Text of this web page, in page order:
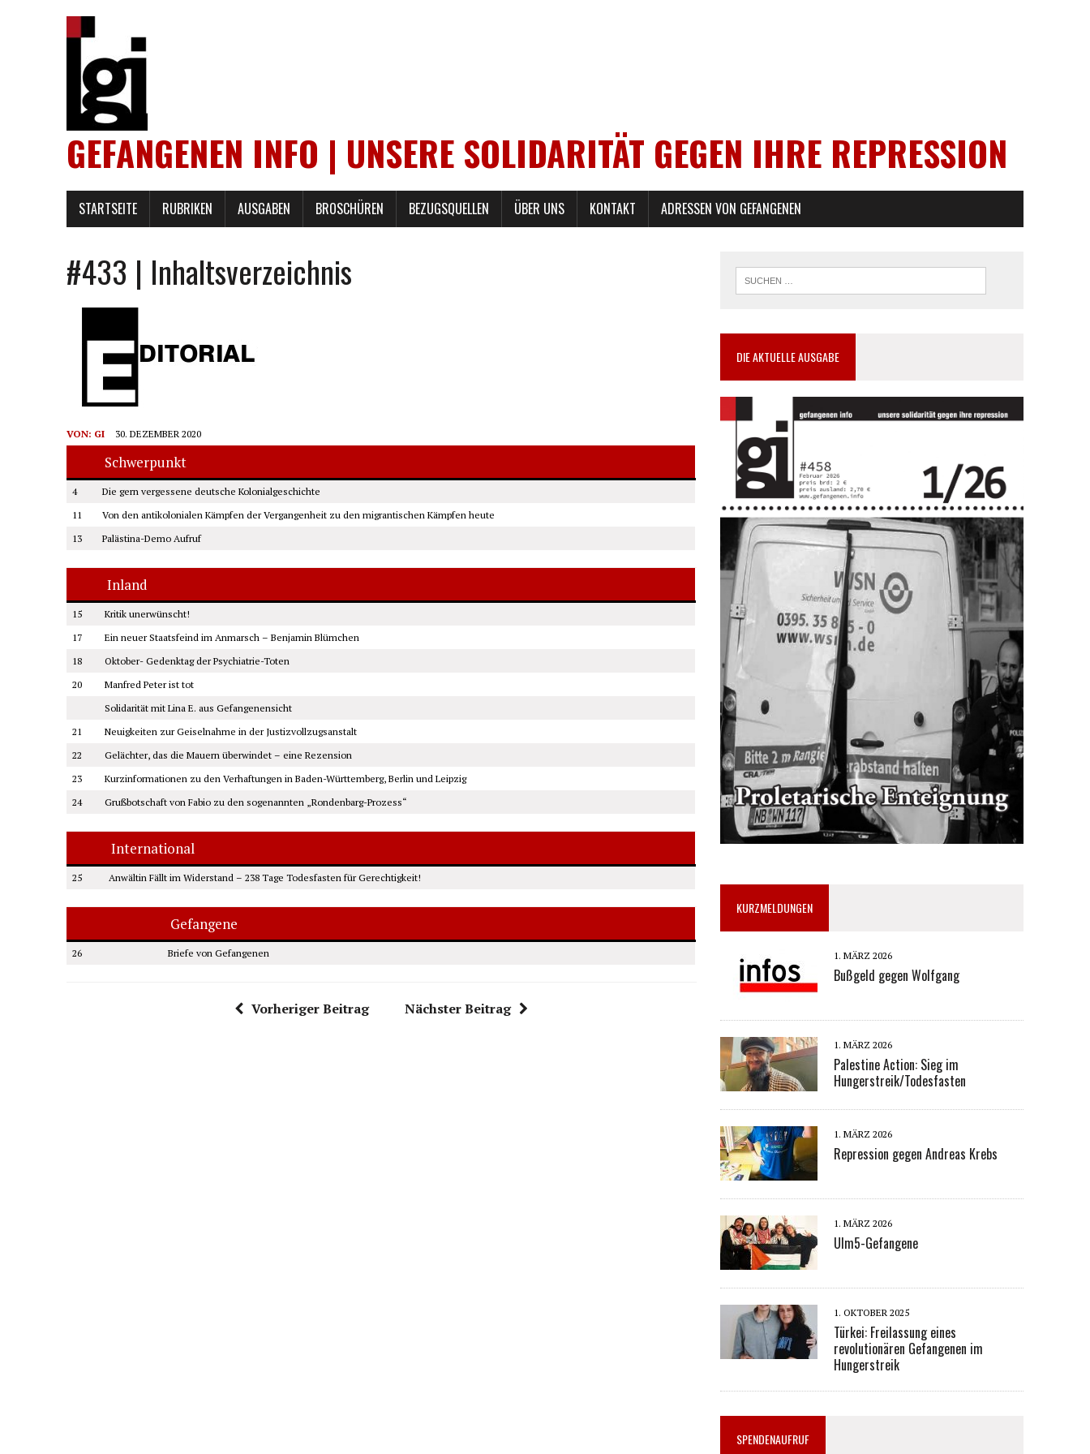
GEFANGENEN INFO | UNSERE SOLIDARITÄT GEGEN IHRE REPRESSION
STARTSEITE RUBRIKEN AUSGABEN BROSCHÜREN BEZUGSQUELLEN ÜBER UNS KONTAKT ADRESSEN VON GEFANGENEN
#433 | Inhaltsverzeichnis
VON: GI 30. DEZEMBER 2020
Schwerpunkt
4
Die gern vergessene deutsche Kolonialgeschichte
11
Von den antikolonialen Kämpfen der Vergangenheit zu den migrantischen Kämpfen heute
13
Palästina-Demo Aufruf
Inland
15
Kritik unerwünscht!
17
Ein neuer Staatsfeind im Anmarsch – Benjamin Blümchen
18
Oktober- Gedenktag der Psychiatrie-Toten
20
Manfred Peter ist tot
Solidarität mit Lina E. aus Gefangenensicht
21
Neuigkeiten zur Geiselnahme in der Justizvollzugsanstalt
22
Gelächter, das die Mauern überwindet – eine Rezension
23
Kurzinformationen zu den Verhaftungen in Baden-Württemberg, Berlin und Leipzig
24
Grußbotschaft von Fabio zu den sogenannten „Rondenbarg-Prozess“
International
25 Anwältin Fällt im Widerstand – 238 Tage Todesfasten für Gerechtigkeit!
Gefangene
26 Briefe von Gefangenen
Vorheriger Beitrag Nächster Beitrag
DIE AKTUELLE AUSGABE
KURZMELDUNGEN
1. MÄRZ 2026
Bußgeld gegen Wolfgang
1. MÄRZ 2026
Palestine Action: Sieg im
Hungerstreik/Todesfasten
1. MÄRZ 2026
Repression gegen Andreas Krebs
1. MÄRZ 2026
Ulm5-Gefangene
1. OKTOBER 2025
Türkei: Freilassung eines
revolutionären Gefangenen im
Hungerstreik
SPENDENAUFRUF